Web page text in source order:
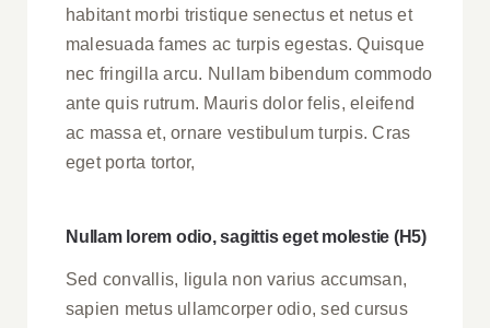
habitant morbi tristique senectus et netus et
malesuada fames ac turpis egestas. Quisque
nec fringilla arcu. Nullam bibendum commodo
ante quis rutrum. Mauris dolor felis, eleifend
ac massa et, ornare vestibulum turpis. Cras
eget porta tortor,
Nullam lorem odio, sagittis eget molestie (H5)
Sed convallis, ligula non varius accumsan,
sapien metus ullamcorper odio, sed cursus